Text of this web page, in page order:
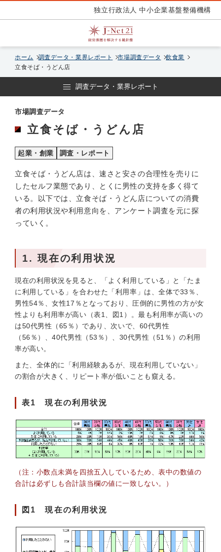
独立行政法人 中小企業基盤整備機構
ホーム 調査データ・業界レポート 市場調査データ
飲食業
立食そば・うどん店
調査データ・業界レポート
市場調査データ
立食そば・うどん店
起業・創業 調査・レポート
立食そば・うどん店は、速さと安さの合理性を売りに
したセルフ業態であり、とくに男性の支持を多く得て
いる。以下では、立食そば・うどん店についての消費
者の利用状況や利用意向を、アンケート調査を元に探
っていく。
1. 現在の利用状況
現在の利用状況を見ると、「よく利用している」と「たま
に利用している」を合わせた「利用率」は、全体で33％、
男性54％、女性17％となっており、圧倒的に男性の方が女
性よりも利用率が高い（表1、図1）。最も利用率が高いの
は50代男性（65％）であり、次いで、60代男性
（56％）、40代男性（53％）、30代男性（51％）の利用
率が高い。
また、全体的に「利用経験あるが、現在利用していない」
の割合が大きく、リピート率が低いことも窺える。
表1 現在の利用状況
（注：小数点未満を四捨五入しているため、表中の数値の
合計は必ずしも合計該当欄の値に一致しない。）
図1 現在の利用状況